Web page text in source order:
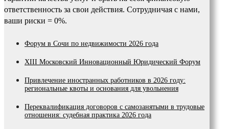
ответственность за свои действия. Сотрудничая с нами,
ваши риски = 0%.
Форум в Сочи по недвижимости 2026 года
XIII Московский Инновационный Юридический Форум
Привлечение иностранных работников в 2026 году:
региональные квоты и основания для увольнения
Переквалификация договоров с самозанятыми в трудовые
отношения: судебная практика 2026 года